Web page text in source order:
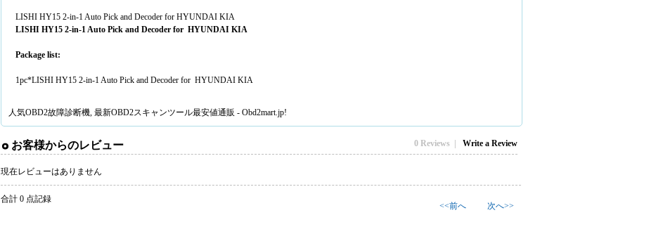
LISHI HY15 2-in-1 Auto Pick and Decoder for HYUNDAI KIA
LISHI HY15 2-in-1 Auto Pick and Decoder for HYUNDAI KIA
Package list:
1pc*LISHI HY15 2-in-1 Auto Pick and Decoder for HYUNDAI KIA
人気OBD2故障診断機, 最新OBD2スキャンツール最安値通販 - Obd2mart.jp!
お客様からのレビュー 0 Reviews | Write a Review
現在レビューはありません
合計 0 点記録
<<前へ 次へ>>